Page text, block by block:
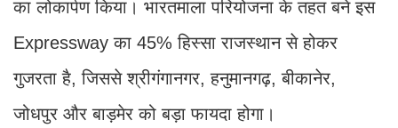
का लोकार्पण किया। भारतमाला परियोजना के तहत बने इस
Expressway का 45% हिस्सा राजस्थान से होकर
गुजरता है, जिससे श्रीगंगानगर, हनुमानगढ़, बीकानेर,
जोधपुर और बाड़मेर को बड़ा फायदा होगा।